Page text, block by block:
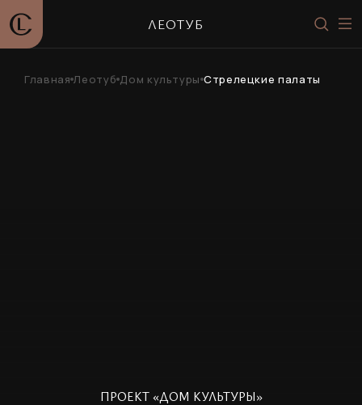
ЛЕОТУБ
Главная Леотуб Дом культуры Стрелецкие палаты
ПРОЕКТ «ДОМ КУЛЬТУРЫ»